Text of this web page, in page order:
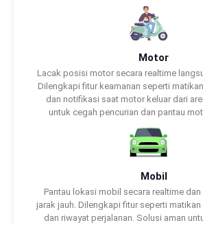
Motor
Lacak posisi motor secara realtime
Dilengkapi fitur keamanan seperti
dan notifikasi saat motor keluar dari
untuk cegah pencurian dan pantau
Mobil
Pantau lokasi mobil secara realtime
jarak jauh. Dilengkapi fitur seperti
dan riwayat perjalanan. Solusi aman